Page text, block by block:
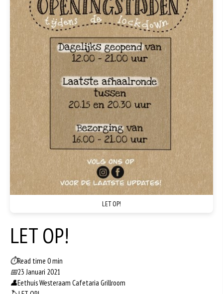
LET OP!
LET OP!
⏱Read time 0 min
📅23 Januari 2021
👤Eethuis Westeraam Cafetaria Grillroom